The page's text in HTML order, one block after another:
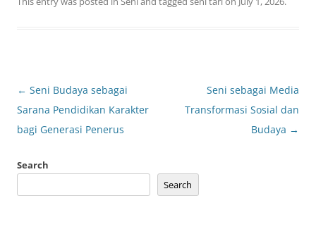
Post
navigation
← Seni Budaya sebagai
Sarana Pendidikan Karakter
bagi Generasi Penerus
Seni sebagai Media
Transformasi Sosial dan
Budaya →
Search
Search